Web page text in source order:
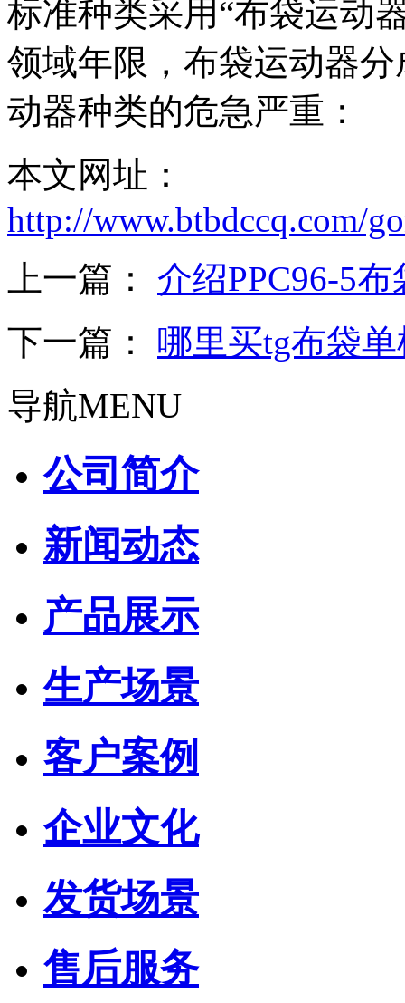
标准种类采用“布袋运动
领域年限，布袋运动器
动器种类的危急严重：
本文网址：
http://www.btbdccq.com/
上一篇： 介绍PPC96-5
下一篇： 哪里买tg布袋
导航MENU
公司简介
新闻动态
产品展示
生产场景
客户案例
企业文化
发货场景
售后服务